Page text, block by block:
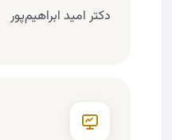
دکتر امید ابراهیم‌پور
پذیرایی، موسیقی،
لحظه اولین تماس تا